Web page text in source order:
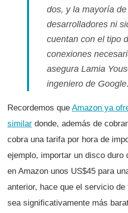
dos, y la mayorí­a
desarrolladores ni
cuentan con el tipo
conexiones
asegura Lamia
ingeniero de Google.
Recordemos que Amazon ya
similar donde, además de
cobra una tarifa por hora de
ejemplo, importar un disco duro
en Amazon unos US$45 para
anterior, hace que el servicio
sea significativamente más